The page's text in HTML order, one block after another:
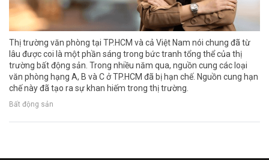
Thị trường văn phòng tại TP.HCM và cả Việt Nam nói chung đã từ
lâu được coi là một phần sáng trong bức tranh tổng thể của thị
trường bất động sản. Trong nhiều năm qua, nguồn cung các loại
văn phòng hạng A, B và C ở TP.HCM đã bị hạn chế. Nguồn cung hạn
chế này đã tạo ra sự khan hiếm trong thị trường.
Bất động sản